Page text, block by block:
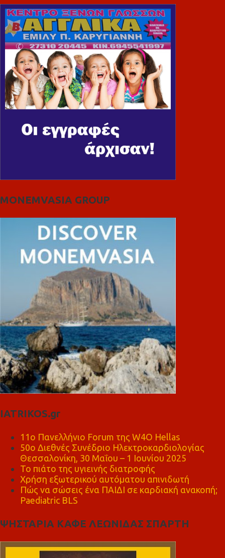
MONEMVASIA GROUP
IATRIKOS.gr
11ο Πανελλήνιο Forum της W4O Hellas
50ο Διεθνές Συνέδριο Ηλεκτροκαρδιολογίας
Θεσσαλονίκη, 30 Μαΐου – 1 Ιουνίου 2025
Το πιάτο της υγιεινής διατροφής
Χρήση εξωτερικού αυτόματου απινιδωτή
Πώς να σώσεις ένα ΠΑΙΔΙ σε καρδιακή ανακοπή;
Paediatric BLS
ΨΗΣΤΑΡΙΑ ΚΑΦΕ ΛΕΩΝΙΔΑΣ ΣΠΑΡΤΗ